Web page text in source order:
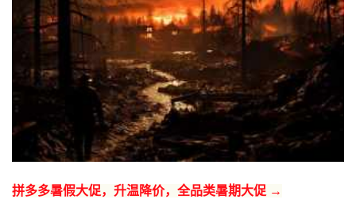
拼多多暑假大促，升温降价，全品类暑期大促 →